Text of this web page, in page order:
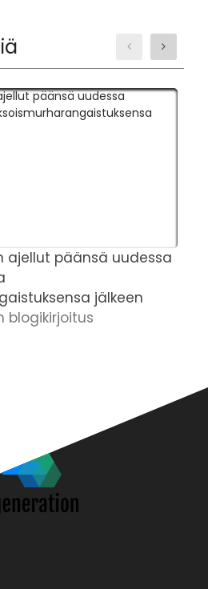
ajellut päänsä uudessa
jälkeen
blogikirjoitus